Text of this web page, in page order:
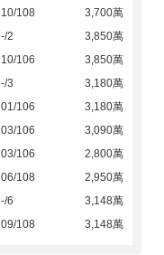
10/108
3,700萬
-/2
3,850萬
10/106
3,850萬
-/3
3,180萬
01/106
3,180萬
03/106
3,090萬
03/106
2,800萬
06/108
2,950萬
-/6
3,148萬
09/108 3,148萬